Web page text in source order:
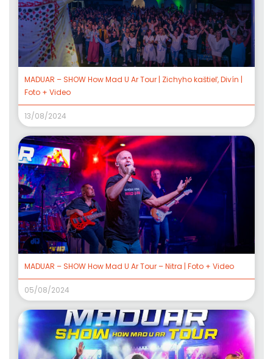
MADUAR – SHOW How Mad U Ar Tour | Zichyho kaštieľ, Divín |
Foto + Video
13/08/2024
MADUAR – SHOW How Mad U Ar Tour – Nitra | Foto + Video
05/08/2024